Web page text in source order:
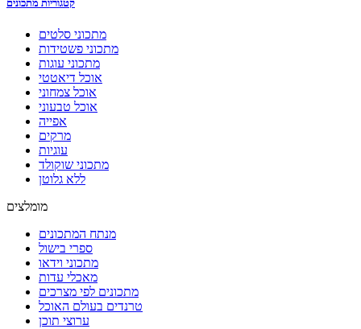
קטגוריות מתכונים
מתכוני סלטים
מתכוני פשטידות
מתכוני עוגות
אוכל דיאטטי
אוכל צמחוני
אוכל טבעוני
אפייה
מרקים
עוגיות
מתכוני שוקולד
ללא גלוטן
מומלצים
מנתח המתכונים
ספרי בישול
מתכוני וידאו
מאכלי עדות
מתכונים לפי מצרכים
טרנדים בעולם האוכל
ערוצי תוכן